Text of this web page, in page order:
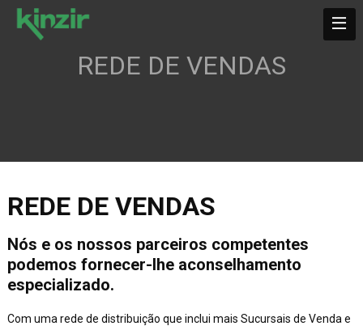
REDE DE VENDAS
REDE DE VENDAS
Nós e os nossos parceiros competentes
podemos fornecer-lhe aconselhamento
especializado.
Com uma rede de distribuição que inclui mais Sucursais de Venda e